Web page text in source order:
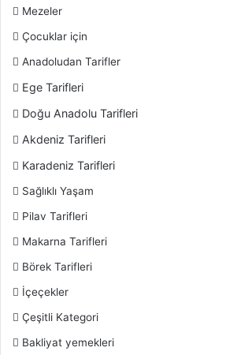
Mezeler
Çocuklar için
Anadoludan Tarifler
Ege Tarifleri
Doğu Anadolu Tarifleri
Akdeniz Tarifleri
Karadeniz Tarifleri
Sağlıklı Yaşam
Pilav Tarifleri
Makarna Tarifleri
Börek Tarifleri
İçeçekler
Çeşitli Kategori
Bakliyat yemekleri